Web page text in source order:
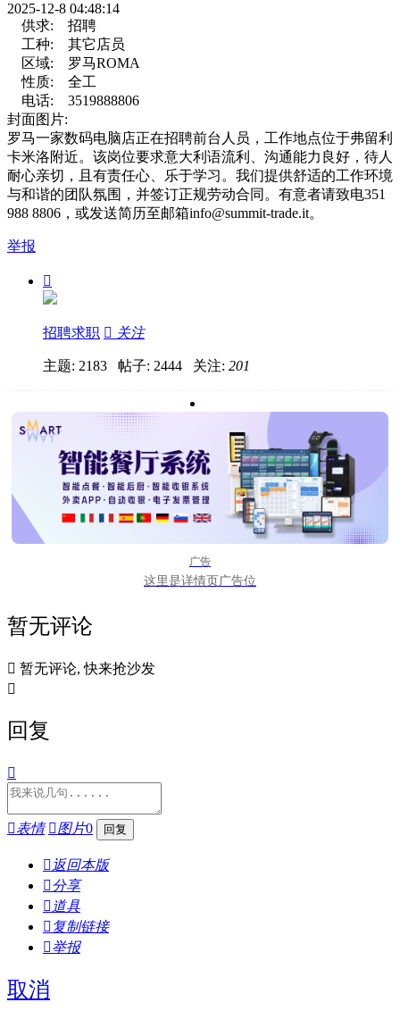
2025-12-8 04:48:14
供求:
招聘
工种:
其它店员
区域:
罗马ROMA
性质:
全工
电话:
3519888806
封面图片:
罗马一家数码电脑店正在招聘前台人员，工作地点位于弗留利
卡米洛附近。该岗位要求意大利语流利、沟通能力良好，待人
耐心亲切，且有责任心、乐于学习。我们提供舒适的工作环境
与和谐的团队氛围，并签订正规劳动合同。有意者请致电351
988 8806，或发送简历至邮箱info@summit-trade.it。
举报

招聘求职  关注
主题: 2183 帖子: 2444 关注: 201
广告
这里是详情页广告位
暂无评论
 暂无评论, 快来抢沙发

回复

表情 图片0
 返回本版
分享
 道具
 复制链接
举报
取消